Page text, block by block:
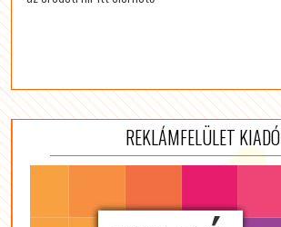
REKLÁMFELÜLET KIADÓ